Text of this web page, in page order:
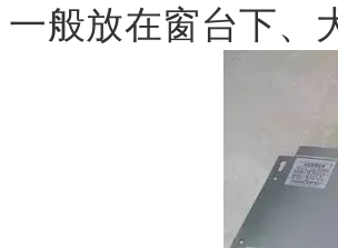
一般放在窗台下、